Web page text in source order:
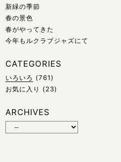
新緑の季節
春の景色
春がやってきた
今年もルクラブジャズにて
CATEGORIES
いろいろ (761)
お気に入り
(23)
ARCHIVES